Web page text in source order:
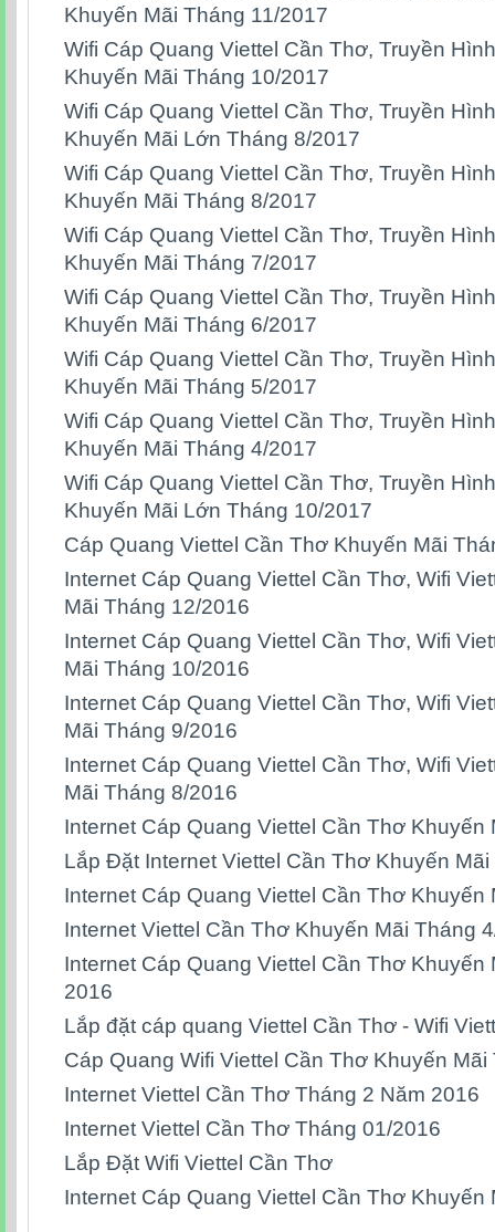
Khuyến Mãi Tháng 11/2017
Wifi Cáp Quang Viettel Cần Thơ, Truyền
Khuyến Mãi Tháng 10/2017
Wifi Cáp Quang Viettel Cần Thơ, Truyền
Khuyến Mãi Lớn Tháng 8/2017
Wifi Cáp Quang Viettel Cần Thơ, Truyền
Khuyến Mãi Tháng 8/2017
Wifi Cáp Quang Viettel Cần Thơ, Truyền
Khuyến Mãi Tháng 7/2017
Wifi Cáp Quang Viettel Cần Thơ, Truyền
Khuyến Mãi Tháng 6/2017
Wifi Cáp Quang Viettel Cần Thơ, Truyền
Khuyến Mãi Tháng 5/2017
Wifi Cáp Quang Viettel Cần Thơ, Truyền
Khuyến Mãi Tháng 4/2017
Wifi Cáp Quang Viettel Cần Thơ, Truyền
Khuyến Mãi Lớn Tháng 10/2017
Cáp Quang Viettel Cần Thơ Khuyến Mãi
Internet Cáp Quang Viettel Cần Thơ, Wifi
Mãi Tháng 12/2016
Internet Cáp Quang Viettel Cần Thơ, Wifi
Mãi Tháng 10/2016
Internet Cáp Quang Viettel Cần Thơ, Wifi
Mãi Tháng 9/2016
Internet Cáp Quang Viettel Cần Thơ, Wifi
Mãi Tháng 8/2016
Internet Cáp Quang Viettel Cần Thơ Khuyến
Lắp Đặt Internet Viettel Cần Thơ Khuyến
Internet Cáp Quang Viettel Cần Thơ Khuyến
Internet Viettel Cần Thơ Khuyến Mãi Tháng
Internet Cáp Quang Viettel Cần Thơ Khuyến
2016
Lắp đặt cáp quang Viettel Cần Thơ - Wifi
Cáp Quang Wifi Viettel Cần Thơ Khuyến
Internet Viettel Cần Thơ Tháng 2 Năm 2016
Internet Viettel Cần Thơ Tháng 01/2016
Lắp Đặt Wifi Viettel Cần Thơ
Internet Cáp Quang Viettel Cần Thơ Khuyến